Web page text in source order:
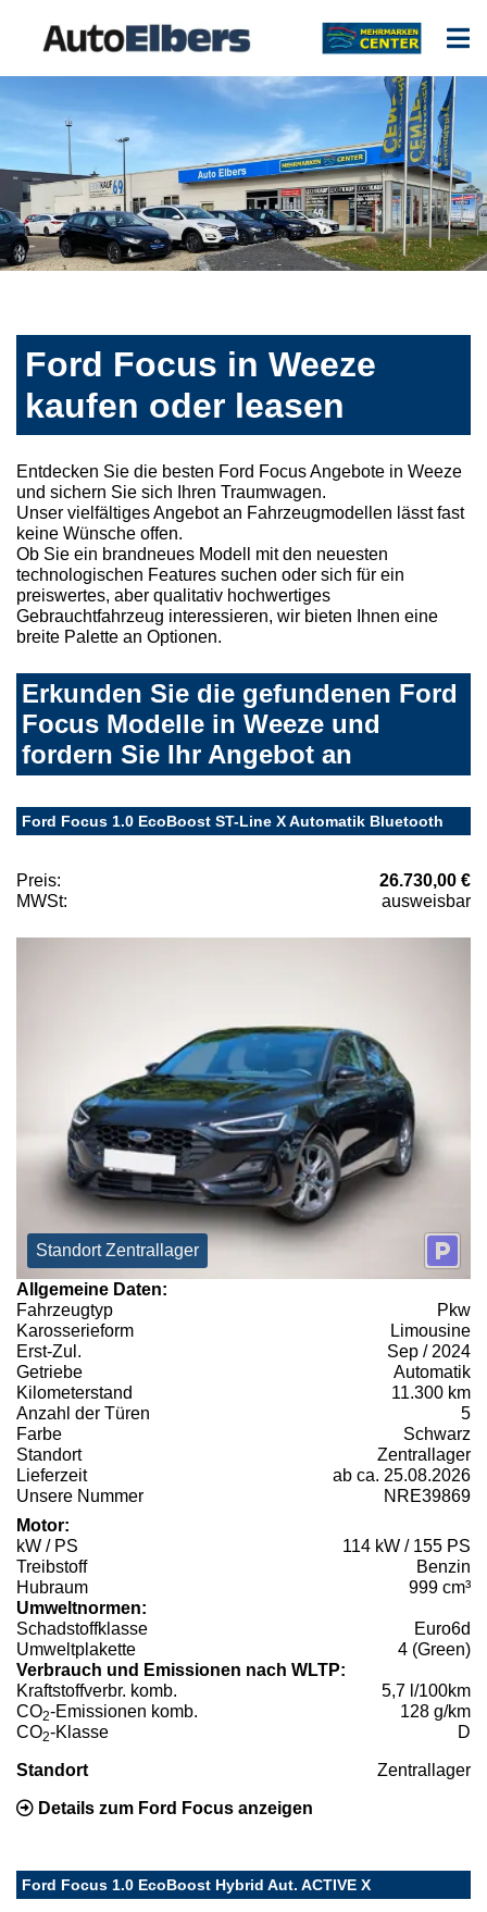
Ford Focus in Weeze
kaufen oder leasen
Entdecken Sie die besten Ford Focus Angebote in Weeze
und sichern Sie sich Ihren Traumwagen.
Unser vielfältiges Angebot an Fahrzeugmodellen lässt fast
keine Wünsche offen.
Ob Sie ein brandneues Modell mit den neuesten
technologischen Features suchen oder sich für ein
preiswertes, aber qualitativ hochwertiges
Gebrauchtfahrzeug interessieren, wir bieten Ihnen eine
breite Palette an Optionen.
Erkunden Sie die gefundenen Ford
Focus Modelle in Weeze und
fordern Sie Ihr Angebot an
Ford Focus 1.0 EcoBoost ST-Line X Automatik Bluetooth
Preis:
26.730,00 €
MWSt:
ausweisbar
Standort Zentrallager
Allgemeine Daten:
Fahrzeugtyp
Pkw
Karosserieform
Limousine
Erst-Zul.
Sep / 2024
Getriebe
Automatik
Kilometerstand
11.300 km
Anzahl der Türen
5
Farbe
Schwarz
Standort
Zentrallager
Lieferzeit
ab ca. 25.08.2026
Unsere Nummer
NRE39869
Motor:
kW / PS
114 kW / 155 PS
Treibstoff
Benzin
Hubraum
999 cm³
Umweltnormen:
Schadstoffklasse
Euro6d
Umweltplakette
4 (Green)
Verbrauch und Emissionen nach WLTP:
Kraftstoffverbr. komb.
5,7 l/100km
CO2-Emissionen komb.
128 g/km
CO2-Klasse D
Standort Zentrallager
Details zum Ford Focus anzeigen
Ford Focus 1.0 EcoBoost Hybrid Aut. ACTIVE X